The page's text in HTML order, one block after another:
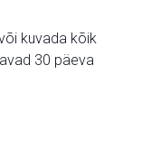
kuvada kõik
30 päeva